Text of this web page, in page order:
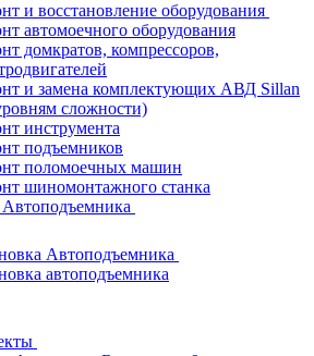
и восстановление оборудования
автомоечного оборудования
домкратов, компрессоров,
и замена комплектующих АВД Sillan
сложности)
инструмента
подъемников
поломоечных машин
шиномонтажного станка
Автоподъемника
Автоподъемника
автоподъемника